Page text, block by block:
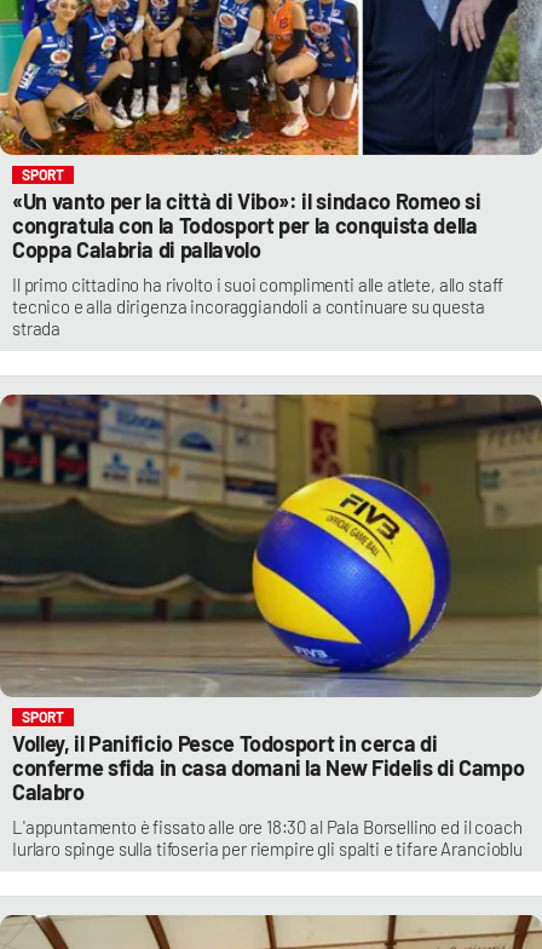
SPORT
«Un vanto per la città di Vibo»: il sindaco Romeo si
congratula con la Todosport per la conquista della
Coppa Calabria di pallavolo
Il primo cittadino ha rivolto i suoi complimenti alle atlete, allo staff
tecnico e alla dirigenza incoraggiandoli a continuare su questa
strada
SPORT
Volley, il Panificio Pesce Todosport in cerca di
conferme sfida in casa domani la New Fidelis di Campo
Calabro
L'appuntamento è fissato alle ore 18:30 al Pala Borsellino ed il coach
Iurlaro spinge sulla tifoseria per riempire gli spalti e tifare Arancioblu